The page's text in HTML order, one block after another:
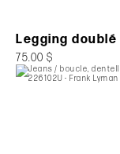
Legging
75.00 $